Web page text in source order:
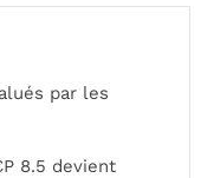
par les
8.5 devient